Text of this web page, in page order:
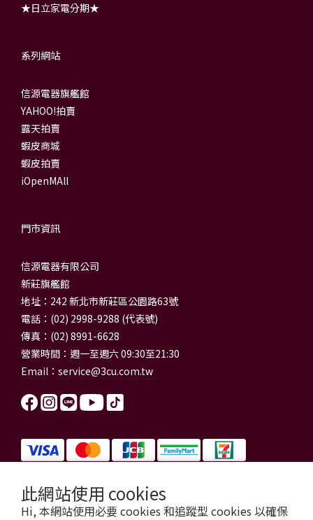
此網站使用 cookies
Hi, 本網站使用必要 cookies 和追蹤型 cookies 以確保
★日立家電分期★
系列網站
信源電器旗艦館
YAHOO!拍賣
露天拍賣
蝦皮商城
蝦皮拍賣
iOpenMAll
門市資訊
信源電器有限公司
新莊旗艦館
地址：242 新北市新莊區公園路63號
電話：(02) 2998-9288 (代表號)
傳真：(02) 8991-6628
營業時間：週一至週六 09:30至21:30
Email： service@3cu.com.tw
信源電器有限公司 統一編號：84179325
門市地址：新北市新莊區公園路63號